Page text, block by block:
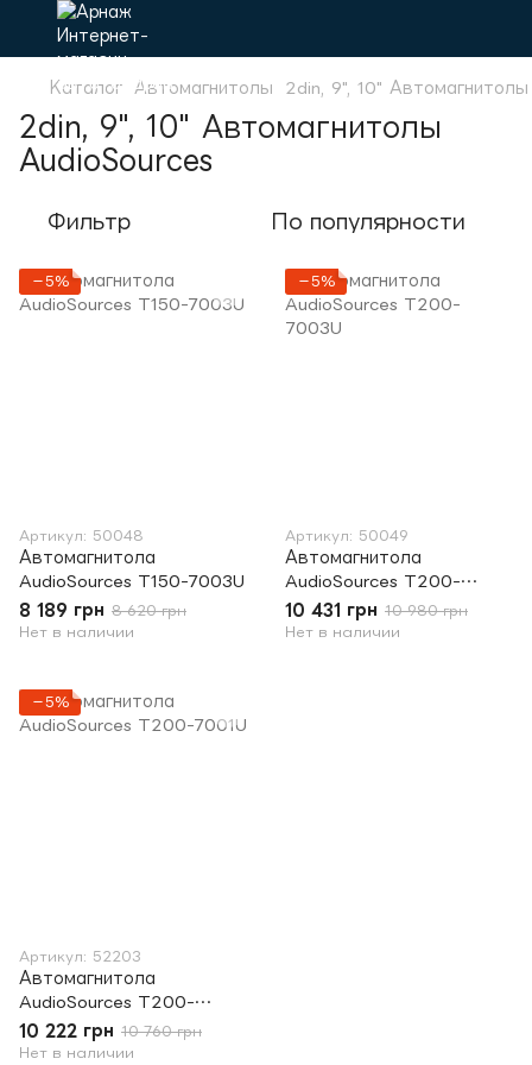
Каталог Автомагнитолы 2din, 9", 10" Автомагнитолы
2din, 9", 10" Автомагнитолы
AudioSources
Фильтр По популярности
−5%
Артикул: 50048
Автомагнитола
AudioSources T150-7003U
8 189 грн 8 620 грн
Нет в наличии
−5%
Артикул: 50049
Автомагнитола
AudioSources T200-
7003U
10 431 грн 10 980 грн
Нет в наличии
−5%
Артикул: 52203
Автомагнитола
AudioSources T200-
7001U
10 222 грн 10 760 грн
Нет в наличии